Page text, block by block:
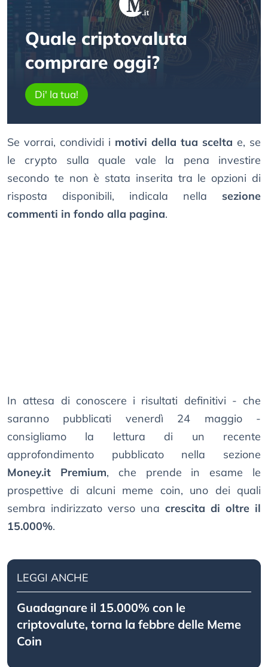
Quale criptovaluta
comprare oggi?
Di' la tua!
Se vorrai, condividi i motivi della tua scelta e, se
le crypto sulla quale vale la pena investire
secondo te non è stata inserita tra le opzioni di
risposta disponibili, indicala nella sezione
commenti in fondo alla pagina.
In attesa di conoscere i risultati definitivi - che
saranno pubblicati venerdì 24 maggio -
consigliamo la lettura di un recente
approfondimento pubblicato nella sezione
Money.it Premium, che prende in esame le
prospettive di alcuni meme coin, uno dei quali
sembra indirizzato verso una crescita di oltre il
15.000%.
LEGGI ANCHE
Guadagnare il 15.000% con le
criptovalute, torna la febbre delle Meme
Coin